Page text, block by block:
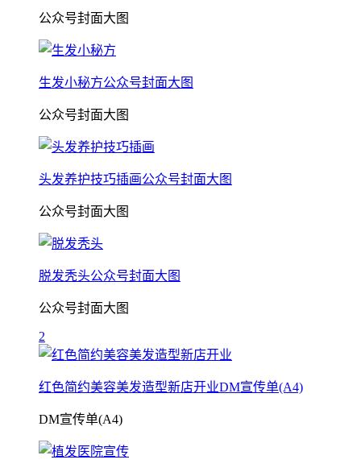
公众号封面大图
生发小秘方公众号封面大图
公众号封面大图
头发养护技巧插画公众号封面大图
公众号封面大图
脱发秃头公众号封面大图
公众号封面大图
2
红色简约美容美发造型新店开业DM宣传单(A4)
DM宣传单(A4)